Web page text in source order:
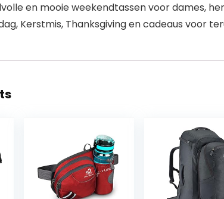
en mooie weekendtassen voor dames,
Kerstmis, Thanksgiving en cadeaus voor